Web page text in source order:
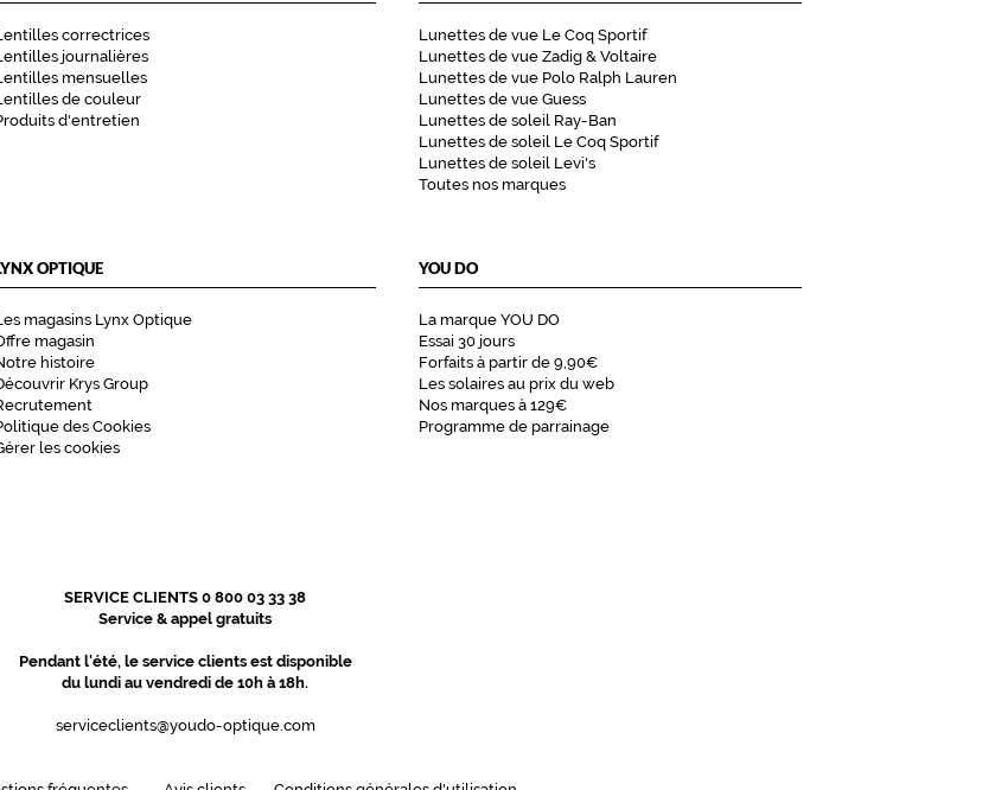
correctrices
journalières
mensuelles
de couleur
d'entretien
Lunettes de vue Le Coq Sportif
Lunettes de vue Zadig & Voltaire
Lunettes de vue Polo Ralph Lauren
Lunettes de vue Guess
Lunettes de soleil Ray-Ban
Lunettes de soleil Le Coq Sportif
Lunettes de soleil Levi's
Toutes nos marques
OPTIQUE
magasins Lynx Optique
magasin
histoire
Krys Group
des Cookies
les cookies
YOU DO
La marque YOU DO
Essai 30 jours
Forfaits à partir de 9,90€
Les solaires au prix du web
Nos marques à 129€
Programme de parrainage
SERVICE CLIENTS 0 800 03 33 38
Service & appel gratuits
Pendant l'été, le service clients est disponible
du lundi au vendredi de 10h à 18h.
serviceclients@youdo-optique.com